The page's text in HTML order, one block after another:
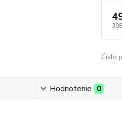
Číslo
Hodnotenie 0